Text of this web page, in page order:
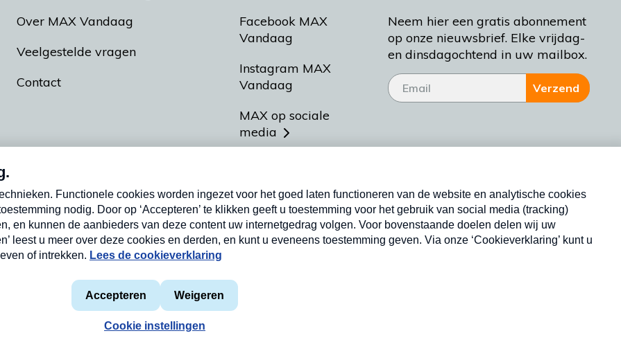
Over MAX Vandaag
Veelgestelde vragen
Contact
Facebook MAX
Vandaag
Instagram MAX
Vandaag
MAX op sociale
media
Meldpunt Actueel
Heel Holland Bakt
Neem hier een gratis abonnement
op onze nieuwsbrief. Elke vrijdag-
en dinsdagochtend in uw mailbox.
Verzend
Privacyverklaring
Cookieverklaring
Nieuwsbrief
Neem hier een gratis abonnement op onze